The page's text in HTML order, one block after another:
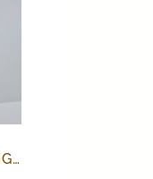
SACRA FAMIGLIA RETTANGOLARE